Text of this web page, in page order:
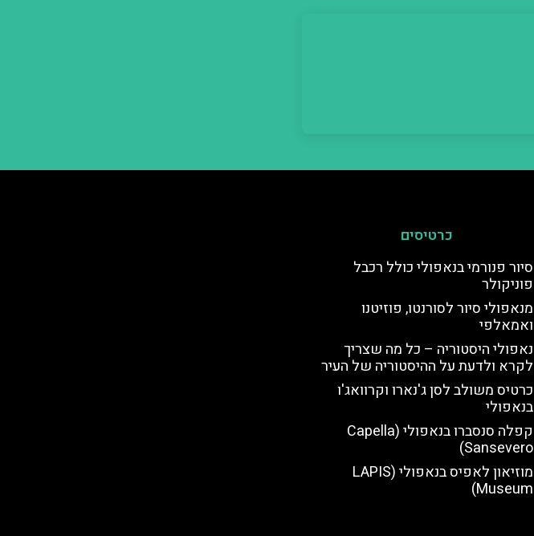
כרטיסים
סיור פנורמי בנאפולי כולל רכבל
פוניקולר
מנאפולי סיור לסורנטו, פוזיטנו
ואמאלפי
נאפולי היסטוריה – כל מה שצריך
לקרא ולדעת על ההיסטוריה של העיר
כרטיס משולב לסן ג'נארו וקרוואג'ו
בנאפולי
קפלה סנסברו בנאפולי (Capella
Sansevero)
מוזיאון לאפיס בנאפולי (LAPIS
Museum)